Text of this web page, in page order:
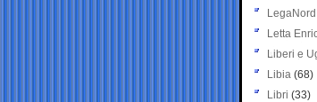
LegaNord
Letta
Liberi e
Libia (68)
Libri (33)